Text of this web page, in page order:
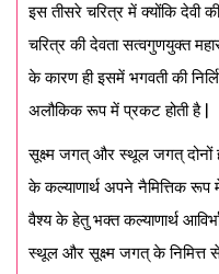
इस तीसरे चरित्र में क्योंकि देवी
चरित्र की देवता सत्वगुणयुक्त
के कारण ही इसमें भगवती की
अलौकिक रूप में प्रकट होती है |
सूक्ष्म जगत् और स्थूल जगत् दोनों
के कल्याणार्थ अपने नैमित्तिक रूप
वैश्य के हेतु भक्त कल्याणार्थ
स्थूल और सूक्ष्म जगत् के निमित्त